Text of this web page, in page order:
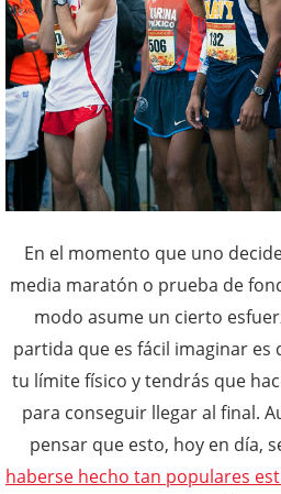
En el momento que uno
media maratón o prueba de
modo asume un cierto
partida que es fácil imaginar es
tu límite físico y tendrás que
para conseguir llegar al final.
pensar que esto, hoy en día,
haberse hecho tan populares